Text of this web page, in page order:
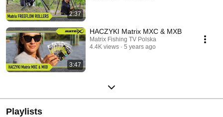
2:37
3:47
HACZYKI Matrix MXC & MXB
Matrix Fishing TV Polska
4.4K views
5 years ago
Playlists